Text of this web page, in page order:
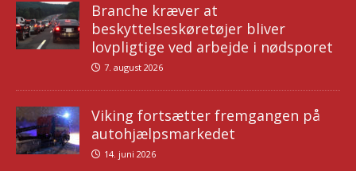
Branche kræver at
beskyttelseskøretøjer bliver
lovpligtige ved arbejde i nødsporet
7. august 2026
Viking fortsætter fremgangen på
autohjælpsmarkedet
14. juni 2026